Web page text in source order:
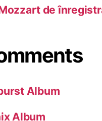
de
Album
Album